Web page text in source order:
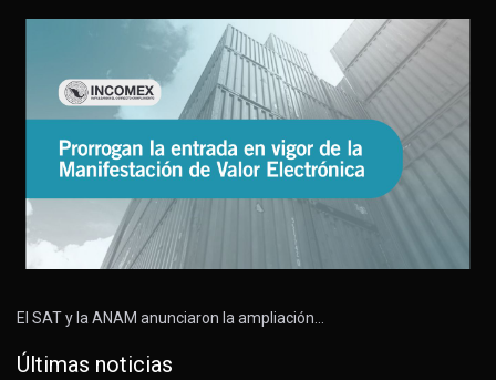
El SAT y la ANAM anunciaron la ampliación…
Últimas noticias